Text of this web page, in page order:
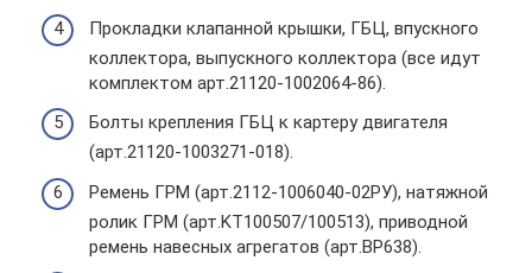
Прокладки клапанной крышки, ГБЦ, впускного
коллектора, выпускного коллектора (все идут
комплектом арт.21120-1002064-86).
Болты крепления ГБЦ к картеру двигателя
(арт.21120-1003271-018).
Ремень ГРМ (арт.2112-1006040-02РУ), натяжной
ролик ГРМ (арт.KT100507/100513), приводной
ремень навесных агрегатов (арт.BP638).